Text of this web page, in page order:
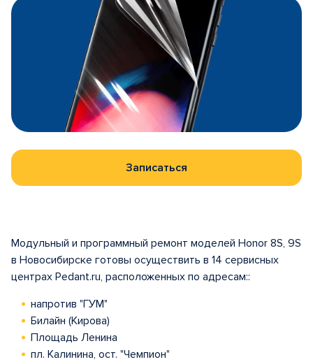
Записаться
Модульный и программный ремонт моделей Honor 8S, 9S
в Новосибирске готовы осуществить в 14 сервисных
центрах Pedant.ru, расположенных по адресам::
напротив "ГУМ"
Билайн (Кирова)
Площадь Ленина
пл. Калинина, ост. "Чемпион"